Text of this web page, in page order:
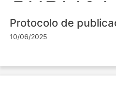
Protocolo de
10/06/2025